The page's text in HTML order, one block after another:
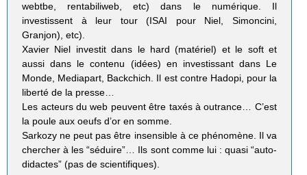
webtbe, rentabiliweb, etc) dans le numérique. Il
investissent à leur tour (ISAI pour Niel, Simoncini,
Granjon), etc).
Xavier Niel investit dans le hard (matériel) et le soft et
aussi dans le contenu (idées) en investissant dans Le
Monde, Mediapart, Backchich. Il est contre Hadopi, pour la
liberté de la presse…
Les acteurs du web peuvent être taxés à outrance… C’est
la poule aux oeufs d’or en somme.
Sarkozy ne peut pas être insensible à ce phénomène. Il va
chercher à les “séduire”… Ils sont comme lui : quasi “auto-
didactes” (pas de scientifiques).